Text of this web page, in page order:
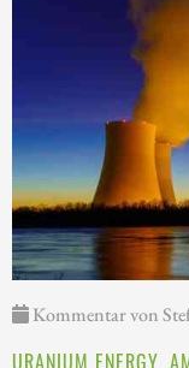
Kommentar von
URANIUM ENERGY,